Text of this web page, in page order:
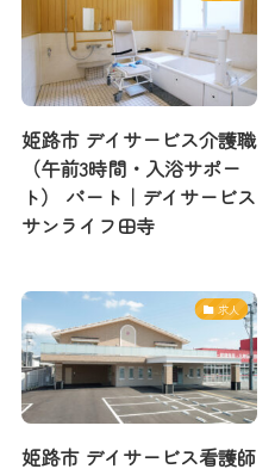
姫路市 デイサービス介護職
（午前3時間・入浴サポー
ト） パート｜デイサービス
サンライフ田寺
求人
姫路市 デイサービス看護師